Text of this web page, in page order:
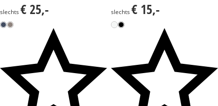
€ 25,-
slechts € 25,-
€ 15,-
slechts € 15,-